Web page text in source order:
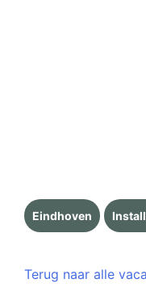
Eindhoven
Terug naar alle